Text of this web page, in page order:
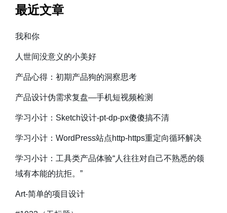
最近文章
我和你
人世间没意义的小美好
产品心得：初期产品狗的洞察思考
产品设计伪需求复盘—手机短视频检测
学习小计：Sketch设计-pt-dp-px傻傻搞不清
学习小计：WordPress站点http-https重定向循环解决
学习小计：工具类产品体验“人往往对自己不熟悉的领
域有本能的抗拒。”
Art-简单的项目设计